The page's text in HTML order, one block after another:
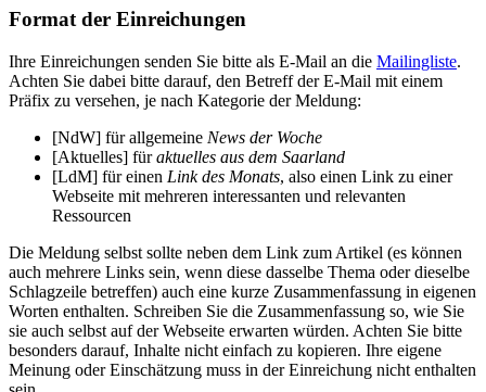
Format der Einreichungen
Ihre Einreichungen senden Sie bitte als E-Mail an die Mailingliste.
Achten Sie dabei bitte darauf, den Betreff der E-Mail mit einem
Präfix zu versehen, je nach Kategorie der Meldung:
[NdW] für allgemeine News der Woche
[Aktuelles] füraktuelles aus dem Saarland
[LdM] für einen Link des Monats, also einen Link zu einer
Webseite mit mehreren interessanten und relevanten
Ressourcen
Die Meldung selbst sollte neben dem Link zum Artikel (es können
auch mehrere Links sein, wenn diese dasselbe Thema oder dieselbe
Schlagzeile betreffen) auch eine kurze Zusammenfassung in eigenen
Worten enthalten. Schreiben Sie die Zusammenfassung so, wie Sie
sie auch selbst auf der Webseite erwarten würden. Achten Sie bitte
besonders darauf, Inhalte nicht einfach zu kopieren. Ihre eigene
Meinung oder Einschätzung muss in der Einreichung nicht enthalten